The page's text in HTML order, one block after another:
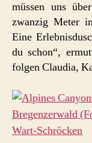
müssen uns
zwanzig Meter
Eine
du schon“,
folgen Claudia,